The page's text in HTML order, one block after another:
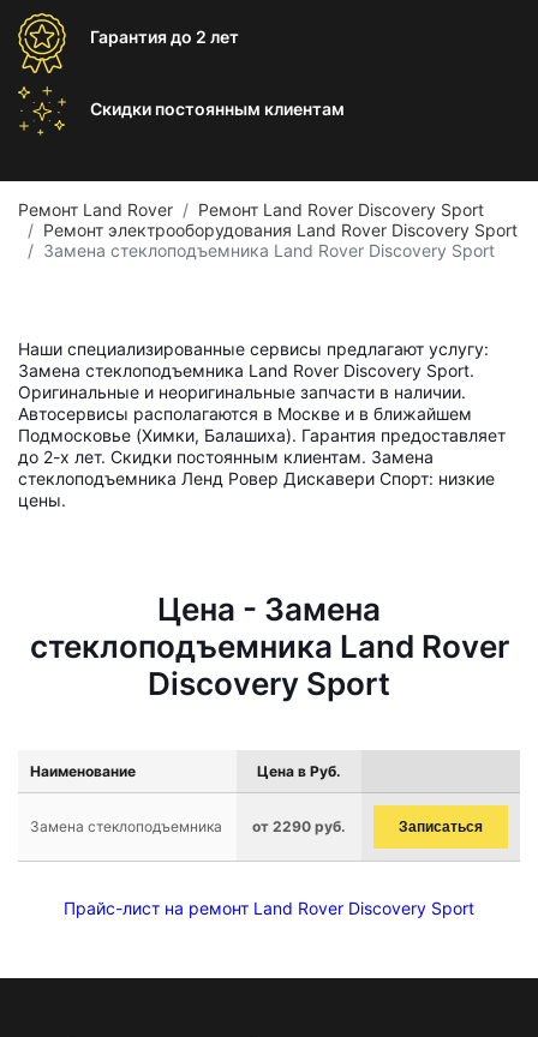
Гарантиядо 2 лет
Скидки постоянным клиентам
Ремонт Land Rover
Ремонт Land Rover Discovery Sport
Ремонт электрооборудования Land Rover Discovery Sport
Замена стеклоподъемника Land Rover Discovery Sport
Наши специализированные сервисы предлагают услугу:
Замена стеклоподъемника Land Rover Discovery Sport.
Оригинальные и неоригинальные запчасти в наличии.
Автосервисы располагаются в Москве и в ближайшем
Подмосковье (Химки, Балашиха). Гарантия предоставляет
до 2-х лет. Скидки постоянным клиентам. Замена
стеклоподъемника Ленд Ровер Дискавери Спорт: низкие
цены.
Цена - Замена
стеклоподъемника Land Rover
Discovery Sport
Наименование Цена в Руб.
Замена стеклоподъемника от 2290 руб. Записаться
Прайс-лист на ремонт Land Rover Discovery Sport